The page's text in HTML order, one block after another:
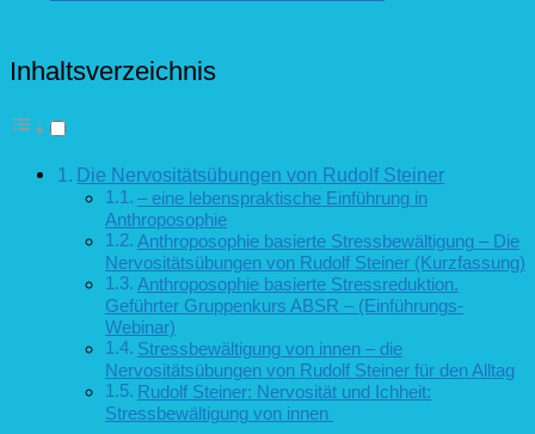
Inhaltsverzeichnis
Die Nervositätsübungen von Rudolf Steiner
– eine lebenspraktische Einführung in
Anthroposophie
Anthroposophie basierte Stressbewältigung – Die
Nervositätsübungen von Rudolf Steiner (Kurzfassung)
Anthroposophie basierte Stressreduktion.
Geführter Gruppenkurs ABSR – (Einführungs-
Webinar)
Stressbewältigung von innen – die
Nervositätsübungen von Rudolf Steiner für den Alltag
Rudolf Steiner: Nervosität und Ichheit:
Stressbewältigung von innen